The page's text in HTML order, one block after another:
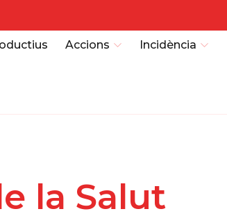
Accions Incidència
la Salut